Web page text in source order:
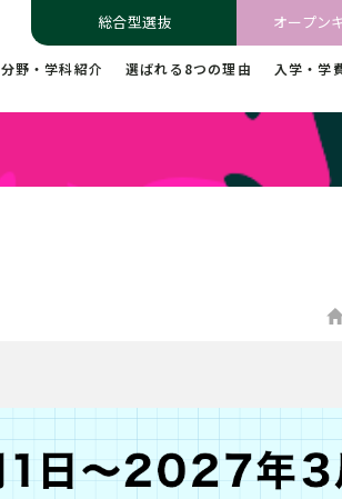
総合型選抜 オープン
分野・学科紹介 選ばれる8つの理由 入学・学